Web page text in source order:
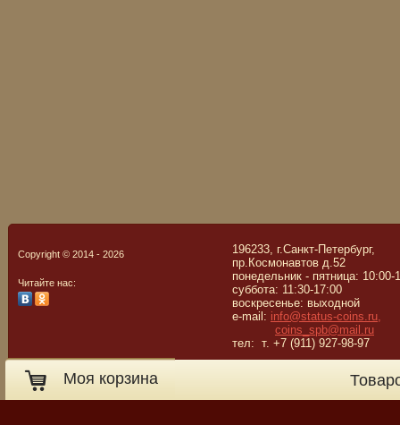
Copyright © 2014 - 2026
Читайте нас:
196233, г.Санкт-Петербург,
пр.Космонавтов д.52
понедельник - пятница: 10:00-
суббота: 11:30-17:00
воскресенье: выходной
e-mail: info@status-coins.ru,
coins_spb@mail.ru
тел: т. +7 (911) 927-98-97
Моя корзина